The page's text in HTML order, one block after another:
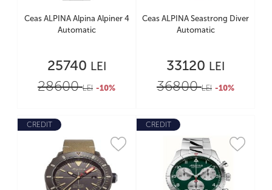
Ceas ALPINA Alpina Alpiner 4
Automatic
25740 LEI
28600LEI -10%
Ceas ALPINA Seastrong Diver
Automatic
33120 LEI
36800LEI -10%
CREDIT CREDIT